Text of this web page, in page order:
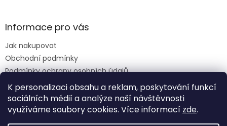
K personalizaci obsahu a reklam, poskytování funkcí
sociálních médií a analýze naší návštěvnosti
využíváme soubory cookies. Více informací zde.
Informace pro vás
Jak nakupovat
Obchodní podmínky
Podmínky ochrany osobních údajů
Reklamační řád